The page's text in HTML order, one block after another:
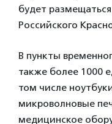
будет
Российского
В пункты
также более 1000
том числе
микроволновые
медицинское